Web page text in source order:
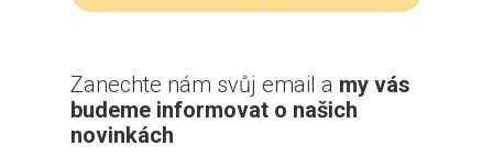
Zanechte nám svůj email a my vás
budeme informovat o našich
novinkách